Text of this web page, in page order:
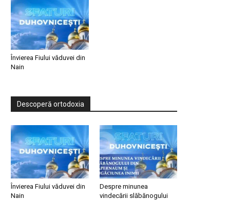
Învierea Fiului văduvei din
Nain
Descoperă ortodoxia
Învierea Fiului văduvei din
Nain
Despre minunea
vindecării slăbănogului